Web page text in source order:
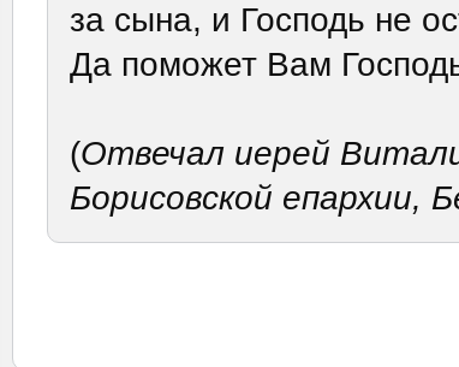
за сына, и Господь не
Да поможет Вам
(Отвечал иерей
Борисовской епархии,